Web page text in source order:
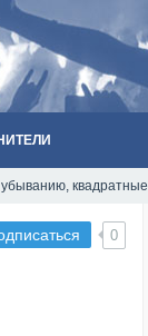
квадратные
0